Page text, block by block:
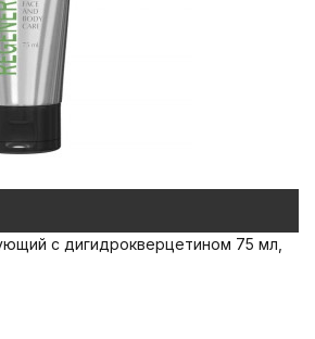
с дигидрокверцетином 75 мл,